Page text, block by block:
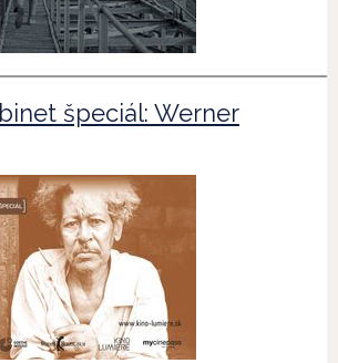
špeciál: Werner